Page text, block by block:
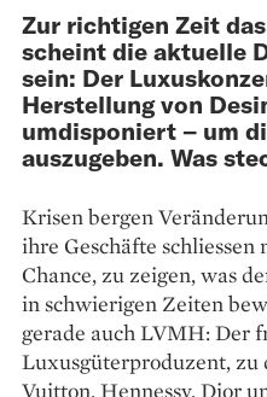
Zur richtigen Zeit
scheint die aktuelle
sein: Der
Herstellung von
umdisponiert – um
auszugeben. Was
Krisen bergen
ihre Geschäfte schliessen
Chance, zu zeigen, was
in schwierigen Zeiten
gerade auch LVMH: Der
Luxusgüterproduzent,
Vuitton, Hennessy, Dior